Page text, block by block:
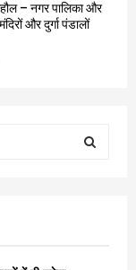
– नगर पालिका और
और दुर्गा पंडालों